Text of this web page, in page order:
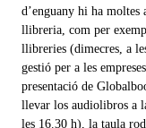
d’enguany hi ha moltes
llibreria, com per
llibreries (dimecres, a
gestió per a les
presentació de
llevar los audiolibros a
les 16.30 h), la taula